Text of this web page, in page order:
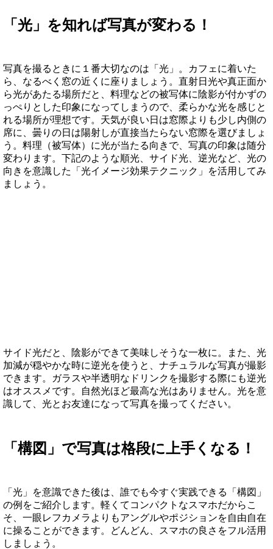
「光」を知れば写真が変わる！
写真を撮るときに１番大切なのは「光」。カフェに着いた
ら、なるべく窓の近くに座りましょう。直射日光や真正面か
ら光があたる場所だと、料理などの被写体に陰影が付かずの
っぺりとした印象になってしまうので、柔らかな光を感じと
れる場所が理想です。天気が良い日は窓際よりも少し内側の
席に、曇りの日は陽射しが直接当たらない窓際を選びましょ
う。料理（被写体）に光が当たる向きで、写真の印象は随分
変わります。下記のような順光、サイド光、逆光など、光の
向きを意識した「光イメージ効果テクニック」を活用してみ
ましょう。
サイド光だと、陰影ができて美味しそうな一枚に。また、光
加減が穏やかな時に逆光を使うと、ナチュラルな写真が撮影
できます。ガラスや半透明なドリンクを撮影する際にも逆光
はオススメです。自然光ほど最高な光はありません。光を意
識して、光とお友達になって写真を撮ってください。
「構図」で写真は格段に上手くなる！
「光」を意識できた後は、誰でも今すぐ実践できる「構図」
の例をご紹介します。軽くてコンパクトなスマホだからこ
そ、一眼レフカメラよりもアングルやポジションを自由自在
に操ることができます。どんどん、スマホの良さをフル活用
しましょう。